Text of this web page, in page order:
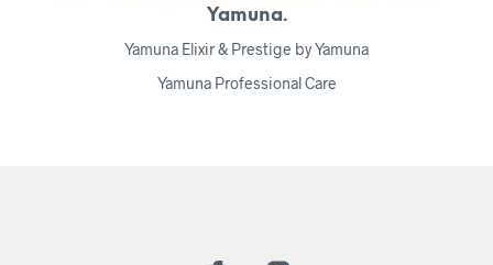
Yamuna.
Yamuna Elixir & Prestige by Yamuna
Yamuna Professional Care